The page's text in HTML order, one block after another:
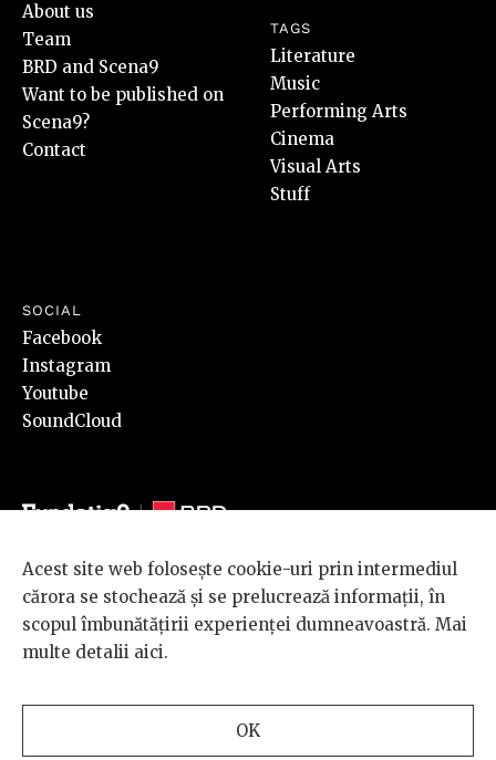
About us
Team
BRD and Scena9
Want to be published on
Scena9?
Contact
TAGS
Literature
Music
Performing Arts
Cinema
Visual Arts
Stuff
SOCIAL
Facebook
Instagram
Youtube
SoundCloud
© 2026 BRD Groupe Société Générale, toate drepturile rezervate.
Scena 9 este un proiect sustinut de
BRD GROUPE SOCIÉTÉ
GÉNÉRALE
Acest site web folosește cookie-uri prin intermediul
cărora se stochează și se prelucrează informații, în
scopul îmbunătățirii experienței dumneavoastră. Mai
multe detalii aici.
OK